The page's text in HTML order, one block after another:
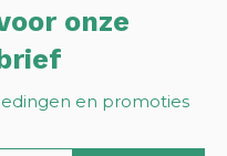
onze
en promoties